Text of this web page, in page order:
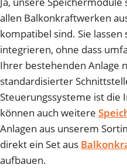
allen Balkonkraftwerken
kompatibel sind. Sie
integrieren, ohne dass
Ihrer bestehenden Anlage
standardisierter
Steuerungssysteme ist die
können auch weitere
Anlagen aus unserem
direkt ein Set aus
aufbauen.